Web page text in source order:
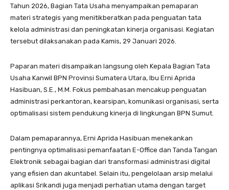
Tahun 2026, Bagian Tata Usaha menyampaikan pemaparan
materi strategis yang menitikberatkan pada penguatan tata
kelola administrasi dan peningkatan kinerja organisasi. Kegiatan
tersebut dilaksanakan pada Kamis, 29 Januari 2026.
Paparan materi disampaikan langsung oleh Kepala Bagian Tata
Usaha Kanwil BPN Provinsi Sumatera Utara, Ibu Erni Aprida
Hasibuan, S.E., M.M. Fokus pembahasan mencakup penguatan
administrasi perkantoran, kearsipan, komunikasi organisasi, serta
optimalisasi sistem pendukung kinerja di lingkungan BPN Sumut.
Dalam pemaparannya, Erni Aprida Hasibuan menekankan
pentingnya optimalisasi pemanfaatan E-Office dan Tanda Tangan
Elektronik sebagai bagian dari transformasi administrasi digital
yang efisien dan akuntabel. Selain itu, pengelolaan arsip melalui
aplikasi Srikandi juga menjadi perhatian utama dengan target